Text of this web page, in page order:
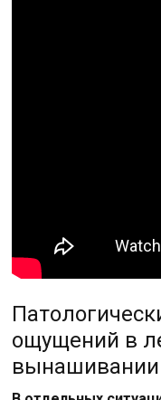
ощущений в
вынашивании